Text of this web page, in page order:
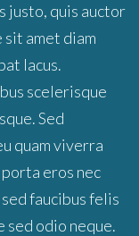
justo, quis auctor
sit amet diam
lacus.
scelerisque
Sed
quam viverra
eros nec
faucibus felis
odio neque.